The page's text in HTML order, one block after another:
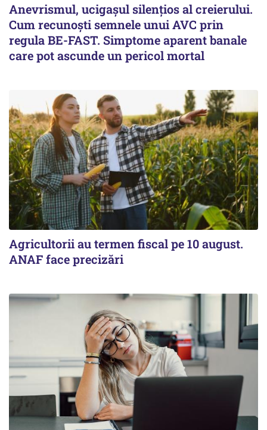
Anevrismul, ucigașul silențios al creierului.
Cum recunoști semnele unui AVC prin
regula BE-FAST. Simptome aparent banale
care pot ascunde un pericol mortal
Agricultorii au termen fiscal pe 10 august.
ANAF face precizări